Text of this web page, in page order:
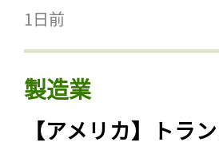
1日前
製造業
【アメリカ】トラ